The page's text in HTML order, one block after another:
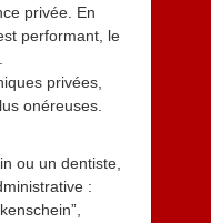
privée. En
performant, le
privées,
onéreuses.
ou un dentiste,
: